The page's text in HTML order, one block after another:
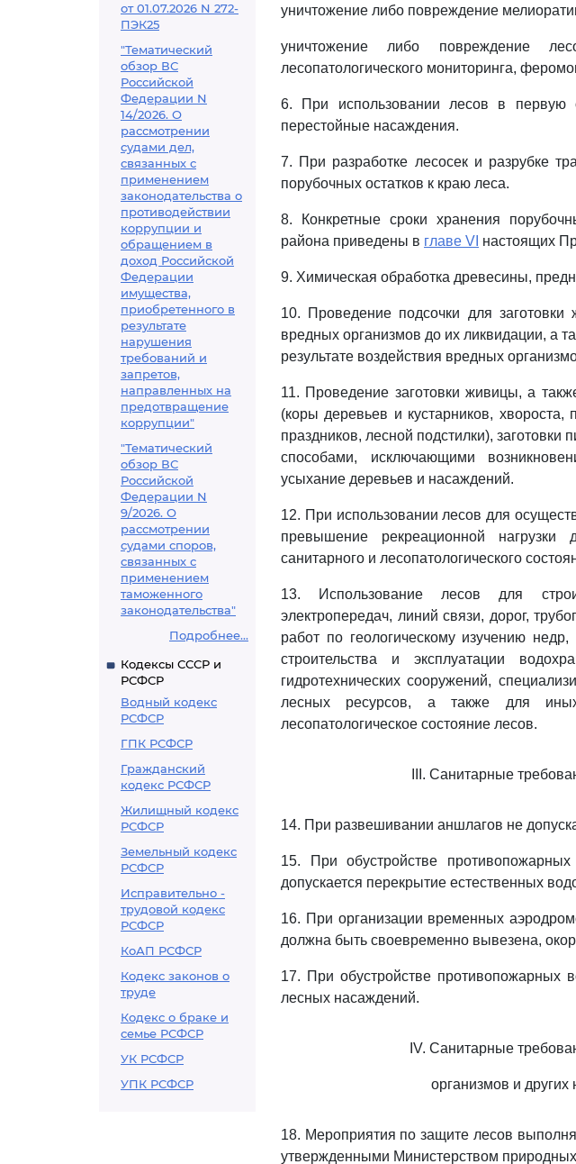
от 01.07.2026 N 272-
ПЭК25
"Тематический
обзор ВС
Российской
Федерации N
14/2026. О
рассмотрении
судами дел,
связанных с
применением
законодательства о
противодействии
коррупции и
обращением в
доход Российской
Федерации
имущества,
приобретенного в
результате
нарушения
требований и
запретов,
направленных на
предотвращение
коррупции"
"Тематический
обзор ВС
Российской
Федерации N
9/2026. О
рассмотрении
судами споров,
связанных с
применением
таможенного
законодательства"
Подробнее...
Кодексы СССР и
РСФСР
Водный кодекс
РСФСР
ГПК РСФСР
Гражданский
кодекс РСФСР
Жилищный кодекс
РСФСР
Земельный кодекс
РСФСР
Исправительно -
трудовой кодекс
РСФСР
КоАП РСФСР
Кодекс законов о
труде
Кодекс о браке и
семье РСФСР
УК РСФСР
УПК РСФСР
уничтожение либо повреждение
уничтожение либо повреждение
лесопатологического мониторинга,
6. При использовании лесов в первую
перестойные насаждения.
7. При разработке лесосек и разрубке
порубочных остатков к краю леса.
8. Конкретные сроки хранения
района приведены в главе VI настоящих
9. Химическая обработка древесины,
10. Проведение подсочки для заготовки
вредных организмов до их ликвидации, а
результате воздействия вредных
11. Проведение заготовки живицы, а
(коры деревьев и кустарников,
праздников, лесной подстилки),
способами, исключающими
усыхание деревьев и насаждений.
12. При использовании лесов для
превышение рекреационной
санитарного и лесопатологического
13. Использование лесов для
электропередач, линий связи, дорог,
работ по геологическому изучению
строительства и эксплуатации
гидротехнических сооружений,
лесных ресурсов, а также для
лесопатологическое состояние лесов.
III. Санитарные
14. При развешивании аншлагов не
15. При обустройстве
допускается перекрытие естественных
16. При организации временных
должна быть своевременно вывезена,
17. При обустройстве противопожарных
лесных насаждений.
IV. Санитарные
организмов и других
18. Мероприятия по защите лесов
утвержденными Министерством